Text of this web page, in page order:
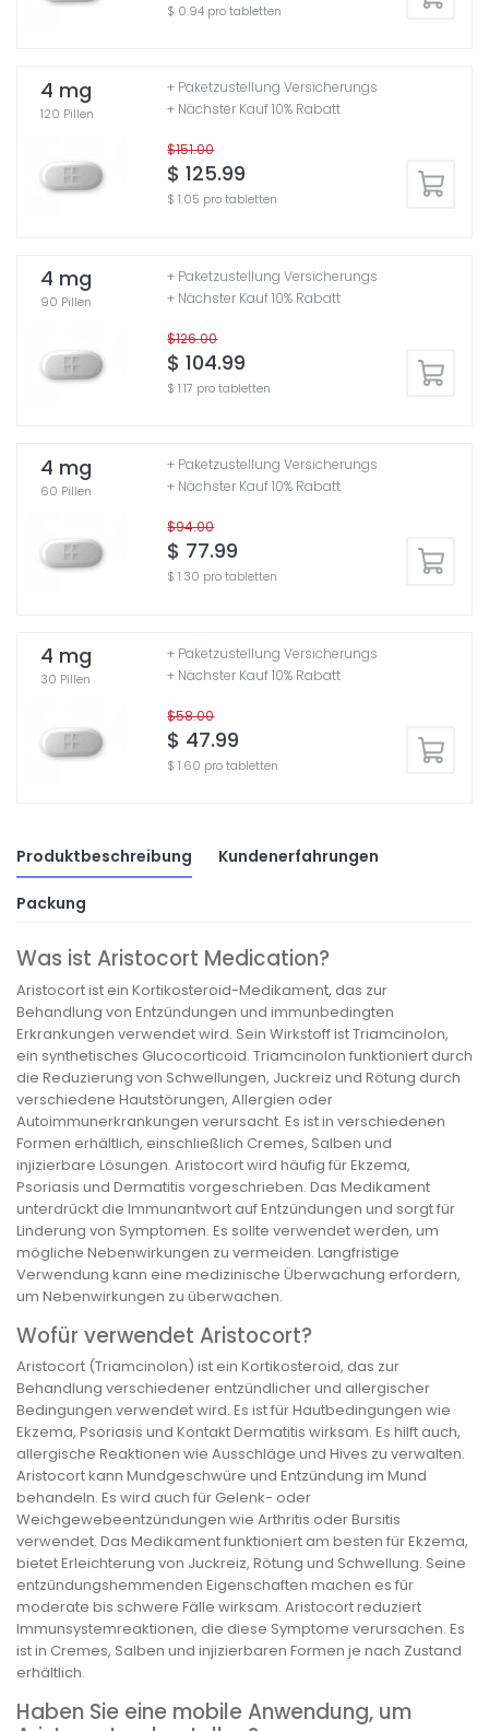
$ 0.94 pro tabletten
4 mg
120 Pillen
$151.00
$ 125.99
$ 1.05 pro tabletten
+ Paketzustellung Versicherungs
+ Nächster Kauf 10% Rabatt
4 mg
90 Pillen
$126.00
$ 104.99
$ 1.17 pro tabletten
+ Paketzustellung Versicherungs
+ Nächster Kauf 10% Rabatt
4 mg
60 Pillen
$94.00
$ 77.99
$ 1.30 pro tabletten
+ Paketzustellung Versicherungs
+ Nächster Kauf 10% Rabatt
4 mg
30 Pillen
$58.00
$ 47.99
$ 1.60 pro tabletten
+ Paketzustellung Versicherungs
+ Nächster Kauf 10% Rabatt
Produktbeschreibung Kundenerfahrungen
Packung
Was ist Aristocort Medication?
Aristocort ist ein Kortikosteroid-Medikament, das zur
Behandlung von Entzündungen und immunbedingten
Erkrankungen verwendet wird. Sein Wirkstoff ist Triamcinolon,
ein synthetisches Glucocorticoid. Triamcinolon funktioniert durch
die Reduzierung von Schwellungen, Juckreiz und Rötung durch
verschiedene Hautstörungen, Allergien oder
Autoimmunerkrankungen verursacht. Es ist in verschiedenen
Formen erhältlich, einschließlich Cremes, Salben und
injizierbare Lösungen. Aristocort wird häufig für Ekzema,
Psoriasis und Dermatitis vorgeschrieben. Das Medikament
unterdrückt die Immunantwort auf Entzündungen und sorgt für
Linderung von Symptomen. Es sollte verwendet werden, um
mögliche Nebenwirkungen zu vermeiden. Langfristige
Verwendung kann eine medizinische Überwachung erfordern,
um Nebenwirkungen zu überwachen.
Wofür verwendet Aristocort?
Aristocort (Triamcinolon) ist ein Kortikosteroid, das zur
Behandlung verschiedener entzündlicher und allergischer
Bedingungen verwendet wird. Es ist für Hautbedingungen wie
Ekzema, Psoriasis und Kontakt Dermatitis wirksam. Es hilft auch,
allergische Reaktionen wie Ausschläge und Hives zu verwalten.
Aristocort kann Mundgeschwüre und Entzündung im Mund
behandeln. Es wird auch für Gelenk- oder
Weichgewebeentzündungen wie Arthritis oder Bursitis
verwendet. Das Medikament funktioniert am besten für Ekzema,
bietet Erleichterung von Juckreiz, Rötung und Schwellung. Seine
entzündungshemmenden Eigenschaften machen es für
moderate bis schwere Fälle wirksam. Aristocort reduziert
Immunsystemreaktionen, die diese Symptome verursachen. Es
ist in Cremes, Salben und injizierbaren Formen je nach Zustand
erhältlich.
Haben Sie eine mobile Anwendung, um